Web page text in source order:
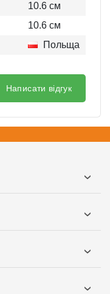
10.6 см
10.6 см
Польща
Написати відгук